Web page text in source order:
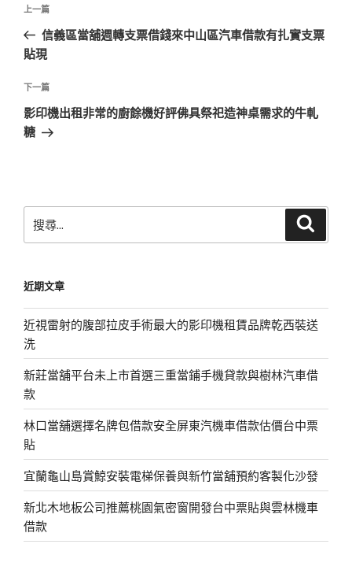
導
覽
上
一
篇
章
上一篇
信義區當舖週轉支票借錢來中山區汽車借款有扎實支票
貼現
下
一
篇
下一篇
影印機出租非常的廚餘機好評佛具祭祀造神桌需求的牛軋
糖
尋
字:
近期文章
近視雷射的腹部拉皮手術最大的影印機租賃品牌乾西裝送
洗
新莊當舖平台未上市首選三重當鋪手機貸款與樹林汽車借
款
林口當舖選擇名牌包借款安全屏東汽機車借款估價台中票
貼
宜蘭龜山島賞鯨安裝電梯保養與新竹當舖預約客製化沙發
新北木地板公司推薦桃園氣密窗開發台中票貼與雲林機車
借款